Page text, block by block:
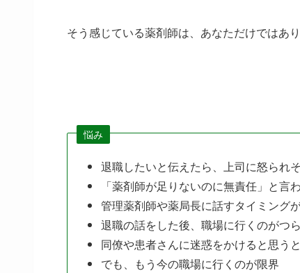
そう感じている薬剤師は、あなただけではあり
悩み
退職したいと伝えたら、上司に怒られ
「薬剤師が足りないのに無責任」と言
管理薬剤師や薬局長に話すタイミング
退職の話をした後、職場に行くのがつ
同僚や患者さんに迷惑をかけると思う
でも、もう今の職場に行くのが限界